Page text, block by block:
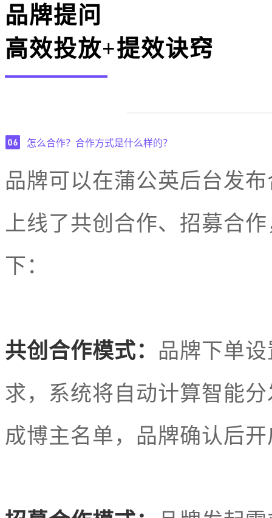
品牌提问
高效投放+提效诀窍
怎么合作？合作方式是什么样的？
品牌可以在蒲公英后台发
上线了共创合作、招募合
下：
共创合作模式： 品牌下单
求，系统将自动计算智能
成博主名单，品牌确认后